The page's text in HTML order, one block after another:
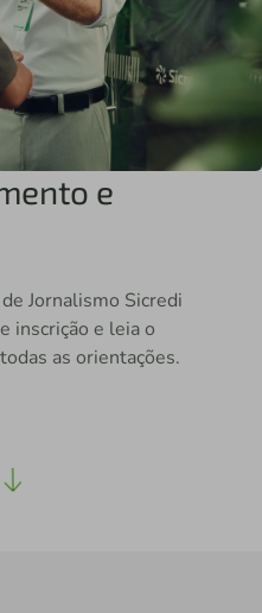
e
Jornalismo Sicredi
inscrição e leia o
as orientações.